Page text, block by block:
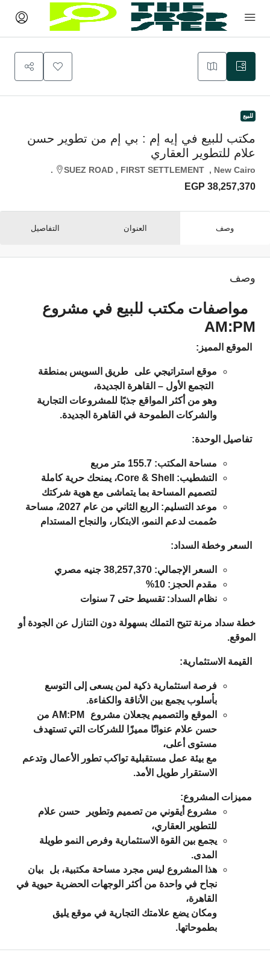
مكتب للبيع في إيه إم : بي إم من تطوير حسن
علام للتطوير العقاري
SUEZ ROAD , FIRST SETTLEMENT , New Cairo.
EGP 38,257,370
وصف العنوان التفاصيل
وصف
مواصفات مكتب للبيع في مشروع
AM:PM
الموقع المميز:
موقع استراتيجي على طريق السويسبمنطقة
التجمع الأول – القاهرة الجديدة،
وهو من أكثر المواقع جذبًا للمشروعات التجارية
والشركات الطموحة في القاهرة الجديدة.
تفاصيل الوحدة:
مساحة المكتب: 155.7 متر مربع
التشطيب: Core & Shell، يمنحك حرية كاملة
لتصميم المساحة بما يتماشى مع هوية شركتك
موعد التسليم: الربع الثاني من عام 2027، مساحة
صُممت لدعم النمو، الابتكار، والنجاح المستدام
السعر وخطة السداد:
السعر الإجمالي: 38,257,370 جنيه مصري
مقدم الحجز: 10%
نظام السداد: تقسيط حتى 7 سنوات
خطة سداد مرنة تتيح التملك بسهولة دون التنازل عن الجودة أو
الموقع.
القيمة الاستثمارية:
فرصة استثمارية ذكية لمن يسعى إلى التوسع
بأسلوب يجمع بين الأناقة والكفاءة.
الموقع والتصميم يجعلان مشروع
AM:PM من
حسن علامعنوانًا مميزًا للشركات التي تستهدف
مستوى أعلى،
مع بيئة عمل مستقبلية تواكب تطور الأعمال وتدعم
الاستقرار طويل الأمد.
مميزات المشروع:
مشروع أيقوني من تصميم وتطوير حسن علام
للتطوير العقاري،
يجمع بين القوة الاستثمارية وفرص النمو طويلة
المدى.
هذا المشروع ليس مجرد مساحة مكتبية، بل بيان
نجاحفي واحدة من أكثر الوجهات الحضرية حيوية في
القاهرة،
ومكان يضع علامتك التجارية في موقع يليق
بطموحاتها.